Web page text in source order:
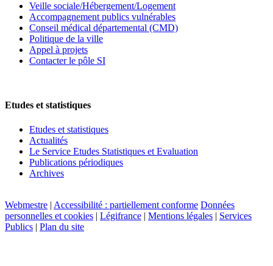
Veille sociale/Hébergement/Logement
Accompagnement publics vulnérables
Conseil médical départemental (CMD)
Politique de la ville
Appel à projets
Contacter le pôle SI
Etudes et statistiques
Etudes et statistiques
Actualités
Le Service Etudes Statistiques et Evaluation
Publications périodiques
Archives
Webmestre | Accessibilité : partiellement conforme Données
personnelles et cookies | Légifrance | Mentions légales | Services
Publics | Plan du site